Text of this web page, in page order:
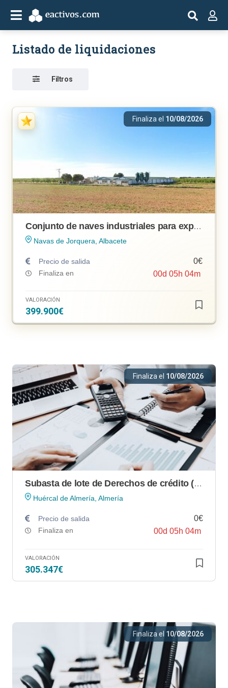
Listado de liquidaciones
Filtros
Finaliza el 10/08/2026
Conjunto de naves industriales para explotación cunícola en Navas de Jorquera (Albacete)
Navas de Jorquera, Albacete
Precio de salida 0€
Finaliza en 00d 05h 04m
VALORACIÓN
399.900€
Finaliza el 10/08/2026
Subasta de lote de Derechos de crédito (deudores) de GRÁFICAS PIQUER, S.L.
Huércal de Almería, Almería
Precio de salida 0€
Finaliza en 00d 05h 04m
VALORACIÓN
305.347€
Finaliza el 10/08/2026